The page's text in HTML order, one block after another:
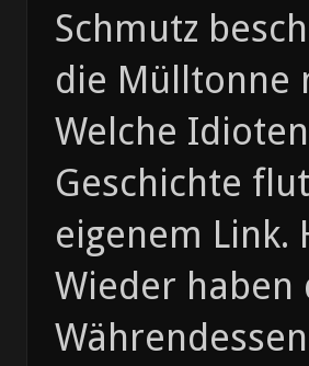
Schmutz
die Mülltonne
Welche
Geschichte
eigenem Link.
Wieder haben